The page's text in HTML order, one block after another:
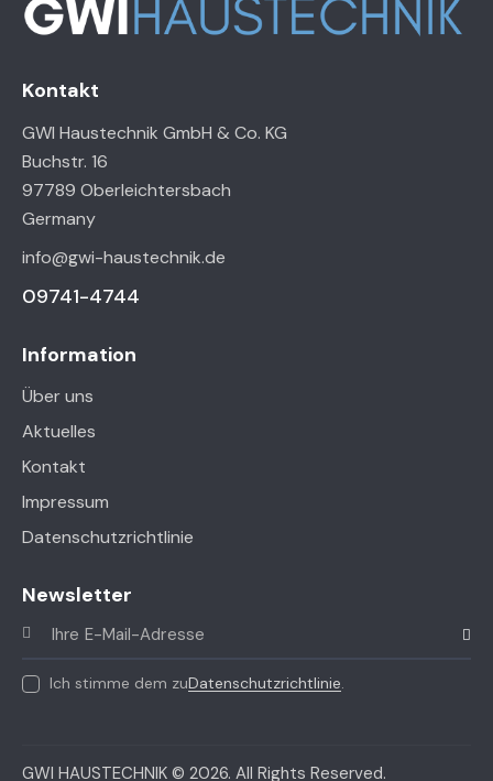
Kontakt
GWI Haustechnik GmbH & Co. KG
Buchstr. 16
97789 Oberleichtersbach
Germany
info@gwi-haustechnik.de
09741-4744
Information
Über uns
Aktuelles
Kontakt
Impressum
Datenschutzrichtlinie
Newsletter
Ich stimme dem zuDatenschutzrichtlinie.
GWI HAUSTECHNIK © 2026. All Rights Reserved.